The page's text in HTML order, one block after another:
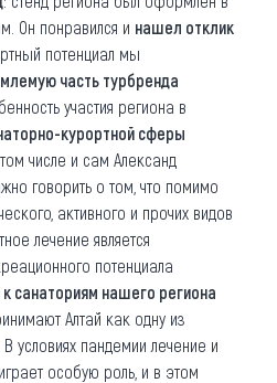
Он понравился и нашел отклик
потенциал мы
часть турбренда
участия региона в
курортной сферы
числе и сам Александ
говорить о том, что помимо
активного и прочих видов
лечение является
потенциала
санаториям нашего региона
Алтай как одну из
условиях пандемии лечение и
особую роль, и в этом